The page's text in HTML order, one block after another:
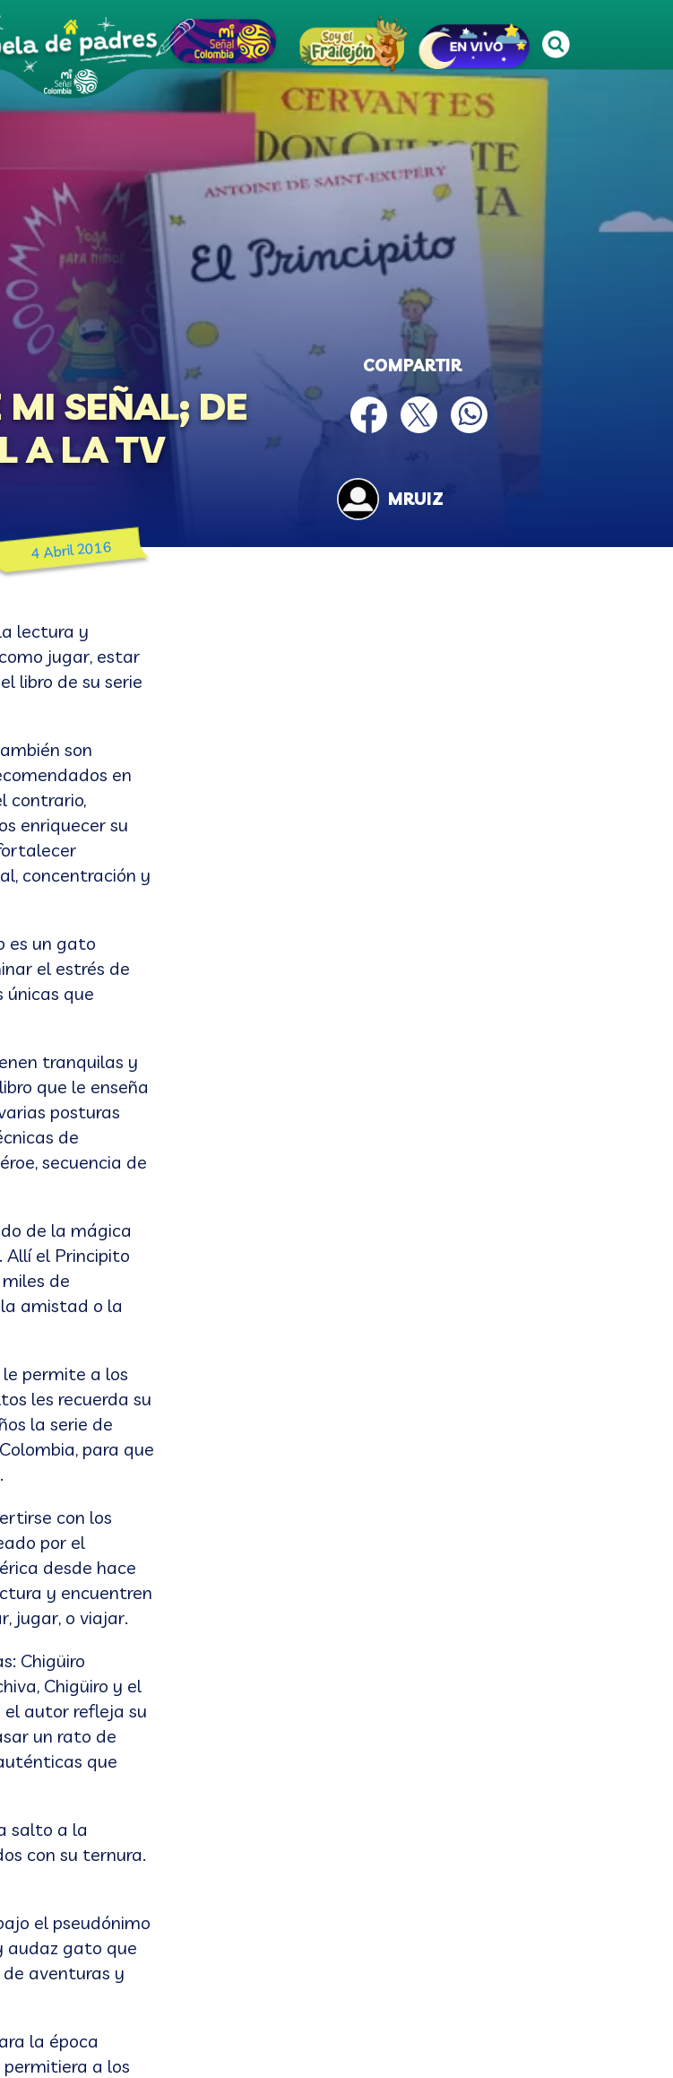
MI SEÑAL; DE
A LA TV
COMPARTIR
twitter
MRUIZ
4 Abril 2016
lectura y
jugar, estar
libro de su serie
son
en
contrario,
enriquecer su
concentración y
es un gato
el estrés de
únicas que
tranquilas y
que le enseña
posturas
de
secuencia de
de la mágica
Allí el Principito
de
amistad o la
le permite a los
les recuerda su
la serie de
para que
con los
por el
desde hace
y encuentren
jugar, o viajar.
Chigüiro
Chigüiro y el
el autor refleja su
un rato de
que
salto a la
con su ternura.
el pseudónimo
audaz gato que
aventuras y
la época
a los